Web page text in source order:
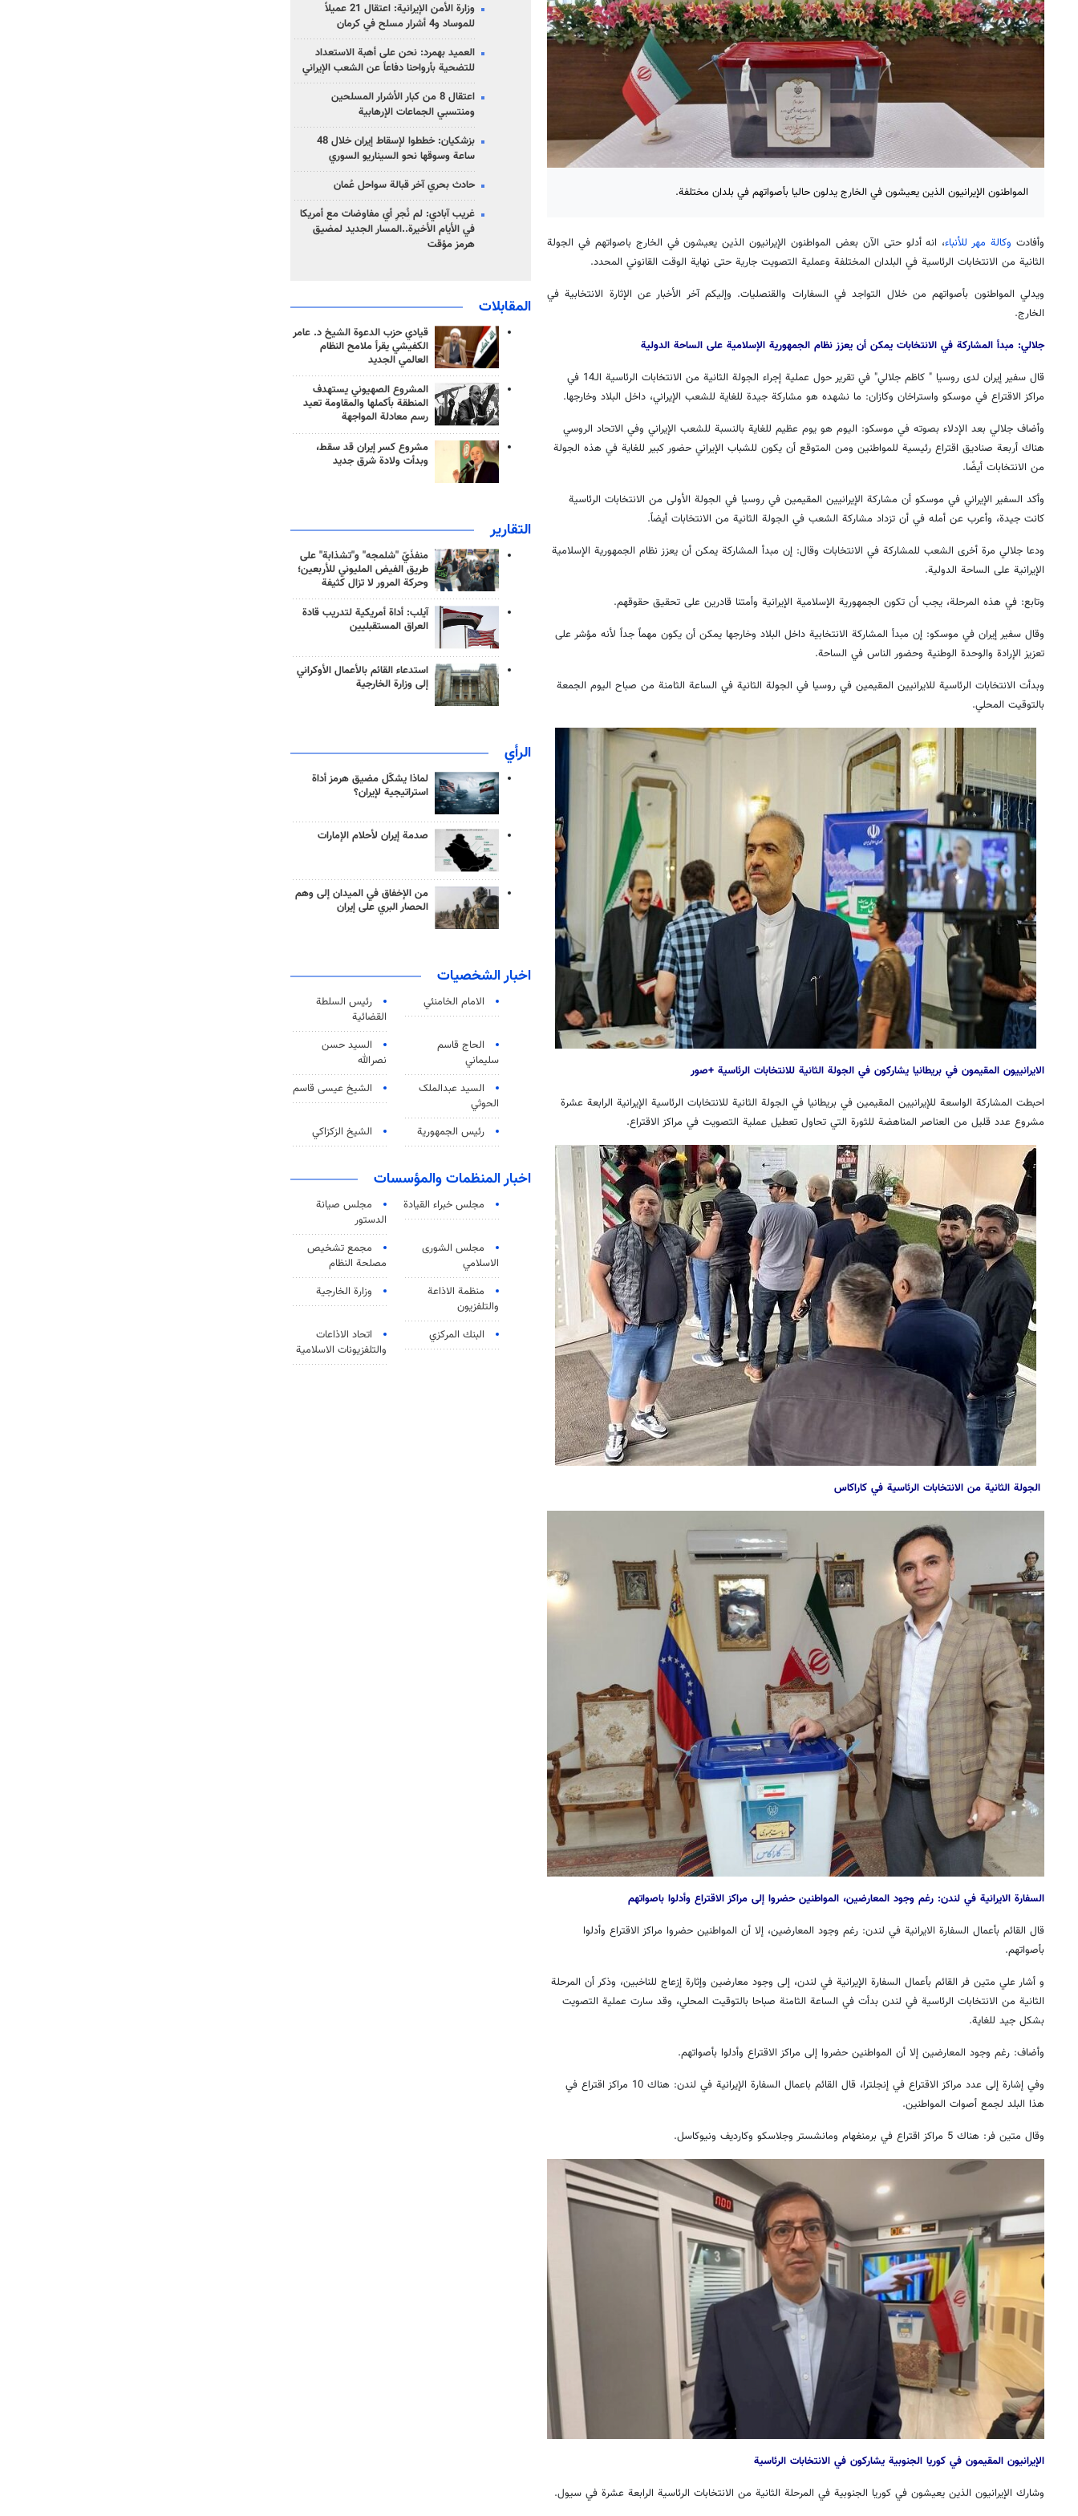
المواطنون الإيرانيون الذين يعيشون في الخارج يدلون حاليا بأصواتهم في بلدان مختلفة.
وأفادت وكالة مهر للأنباء، انه أدلو حتى الآن بعض المواطنون الإيرانيون الذين يعيشون في الخارج باصواتهم في الجولة
الثانية من الانتخابات الرئاسية في البلدان المختلفة وعملية التصويت جارية حتى نهاية الوقت القانوني المحدد.
ويدلي المواطنون بأصواتهم من خلال التواجد في السفارات والقنصليات. وإليكم آخر الأخبار عن الإثارة الانتخابية في
الخارج.
جلالي: مبدأ المشاركة في الانتخابات يمكن أن يعزز نظام الجمهورية الإسلامية على الساحة الدولية
قال سفير إيران لدى روسيا " كاظم جلالي" في تقرير حول عملية إجراء الجولة الثانية من الانتخابات الرئاسية الـ14 في
مراكز الاقتراع في موسكو واستراخان وكازان: ما نشهده هو مشاركة جيدة للغاية للشعب الإيراني، داخل البلاد وخارجها.
وأضاف جلالي بعد الإدلاء بصوته في موسكو: اليوم هو يوم عظيم للغاية بالنسبة للشعب الإيراني وفي الاتحاد الروسي
هناك أربعة صناديق اقتراع رئيسية للمواطنين ومن المتوقع أن يكون للشباب الإيراني حضور كبير للغاية في هذه الجولة
من الانتخابات أيضًا.
وأكد السفير الإيراني في موسكو أن مشاركة الإيرانيين المقيمين في روسيا في الجولة الأولى من الانتخابات الرئاسية
كانت جيدة، وأعرب عن أمله في أن تزداد مشاركة الشعب في الجولة الثانية من الانتخابات أيضاً.
ودعا جلالي مرة أخرى الشعب للمشاركة في الانتخابات وقال: إن مبدأ المشاركة يمكن أن يعزز نظام الجمهورية الإسلامية
الإيرانية على الساحة الدولية.
وتابع: في هذه المرحلة، يجب أن تكون الجمهورية الإسلامية الإيرانية وأمتنا قادرين على تحقيق حقوقهم.
وقال سفير إيران في موسكو: إن مبدأ المشاركة الانتخابية داخل البلاد وخارجها يمكن أن يكون مهماً جداً لأنه مؤشر على
تعزيز الإرادة والوحدة الوطنية وحضور الناس في الساحة.
وبدأت الانتخابات الرئاسية للايرانيين المقيمين في روسيا في الجولة الثانية في الساعة الثامنة من صباح اليوم الجمعة
بالتوقيت المحلي.
الايرانييون المقيمون في بريطانيا يشاركون في الجولة الثانیة للانتخابات الرئاسية +صور
احبطت المشاركة الواسعة للإيرانيين المقيمين في بريطانيا في الجولة الثانیة للانتخابات الرئاسية الإیرانیة الرابعة عشرة
مشروع عدد قليل من العناصر المناهضة للثورة التي تحاول تعطيل عملية التصويت في مراكز الاقتراع.
الجولة الثانية من الانتخابات الرئاسية في كاراكاس
السفارة الايرانية في لندن: رغم وجود المعارضين، المواطنين حضروا إلى مراكز الاقتراع وأدلوا باصواتهم
قال القائم بأعمال السفارة الايرانية في لندن: رغم وجود المعارضين، إلا أن المواطنين حضروا مراكز الاقتراع وأدلوا
بأصواتهم.
و أشار علي متين فر القائم بأعمال السفارة الإيرانية في لندن، إلى وجود معارضين وإثارة إزعاج للناخبين، وذكر أن المرحلة
الثانية من الانتخابات الرئاسية في لندن بدأت في الساعة الثامنة صباحا بالتوقيت المحلي، وقد سارت عملية التصويت
بشكل جيد للغاية.
وأضاف: رغم وجود المعارضين إلا أن المواطنين حضروا إلى مراكز الاقتراع وأدلوا بأصواتهم.
وفي إشارة إلى عدد مراكز الاقتراع في إنجلترا، قال القائم باعمال السفارة الإيرانية في لندن: هناك 10 مراكز اقتراع في
هذا البلد لجمع أصوات المواطنين.
وقال متين فر: هناك 5 مراكز اقتراع في برمنغهام ومانشستر وجلاسكو وكارديف ونيوكاسل.
الإيرانيون المقيمون في كوريا الجنوبية يشاركون في الانتخابات الرئاسية
وشارك الإيرانيون الذين يعيشون في كوريا الجنوبية في المرحلة الثانية من الانتخابات الرئاسية الرابعة عشرة في سيول.
وزارة الأمن الإيرانية: اعتقال 21 عميلاً
للموساد و4 أشرار مسلح في كرمان
العميد بهمرد: نحن على أهبة الاستعداد
للتضحية بأرواحنا دفاعاً عن الشعب الإيراني
اعتقال 8 من كبار الأشرار المسلحين
ومنتسبي الجماعات الإرهابية
بزشكيان: خططوا لإسقاط إيران خلال 48
ساعة وسوقها نحو السيناريو السوري
حادث بحري آخر قبالة سواحل عُمان
غريب آبادي: لم نُجرِ أي مفاوضات مع أمريكا
في الأيام الأخيرة..المسار الجديد لمضيق
هرمز مؤقت
المقابلات
قيادي حزب الدعوة الشيخ د. عامر
الكفيشي يقرأ ملامح النظام
العالمي الجديد
المشروع الصهيوني يستهدف
المنطقة بأكملها والمقاومة تعيد
رسم معادلة المواجهة
مشروع كسر إيران قد سقط،
وبدأت ولادة شرق جديد
التقارير
منفذَيّ "شلمجه" و"تشذابة" على
طريق الفيض المليوني للأربعين؛
وحركة المرور لا تزال كثيفة
آيلب: أداة أمريكية لتدريب قادة
العراق المستقبليين
استدعاء القائم بالأعمال الأوكراني
إلى وزارة الخارجية
الرأي
لماذا يشكّل مضيق هرمز أداة
استراتيجية لإيران؟
صدمة إيران لأحلام الإمارات
من الإخفاق في الميدان إلى وهم
الحصار البري على إيران
اخبار الشخصيات
الامام الخامنئي
رئیس السلطة
القضائیة
الحاج قاسم
سليماني
السيد حسن
نصرالله
السید عبدالملک
الحوثي
الشيخ عيسى قاسم
رئيس الجمهورية الشيخ الزكزاكي
اخبار المنظمات والمؤسسات
مجلس خبراء القيادة
مجلس صيانة
الدستور
مجلس الشورى
الاسلامي
مجمع تشخيص
مصلحة النظام
منظمة الاذاعة
والتلفزیون
وزارة الخارجية
البنك المركزي
اتحاد الاذاعات
والتلفزيونات الاسلامية